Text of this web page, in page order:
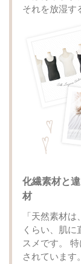
それを放湿す
化繊素材と
材
「天然素材
くらい、肌に
スメです。
されています